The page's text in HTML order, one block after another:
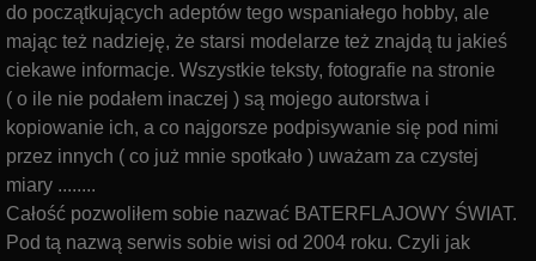
do początkujących adeptów tego wspaniałego hobby, ale
mając też nadzieję, że starsi modelarze też znajdą tu jakieś
ciekawe informacje. Wszystkie teksty, fotografie na stronie
( o ile nie podałem inaczej ) są mojego autorstwa i
kopiowanie ich, a co najgorsze podpisywanie się pod nimi
przez innych ( co już mnie spotkało ) uważam za czystej
miary ........
Całość pozwoliłem sobie nazwać BATERFLAJOWY ŚWIAT.
Pod tą nazwą serwis sobie wisi od 2004 roku. Czyli jak